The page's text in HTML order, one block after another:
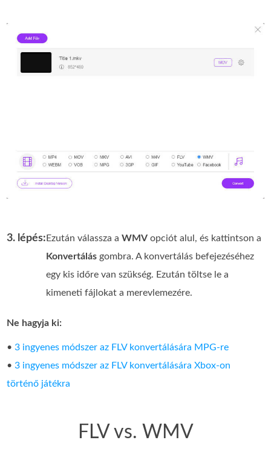
3. lépés:Ezután válassza aWMV opciót alul, és kattintson a
Konvertálás gombra. A konvertálás befejezéséhez
egy kis időre van szükség. Ezután töltse le a
kimeneti fájlokat a merevlemezére.
Ne hagyja ki:
•3 ingyenes módszer az FLV konvertálására MPG-re
•3 ingyenes módszer az FLV konvertálására Xbox-on
történő játékra
FLV vs. WMV